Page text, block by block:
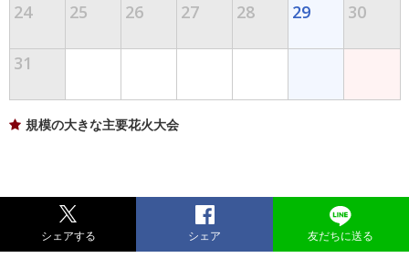
24 25 26 27 28 29 30
31
規模の大きな主要花火大会
シェアする シェア 友だちに送る